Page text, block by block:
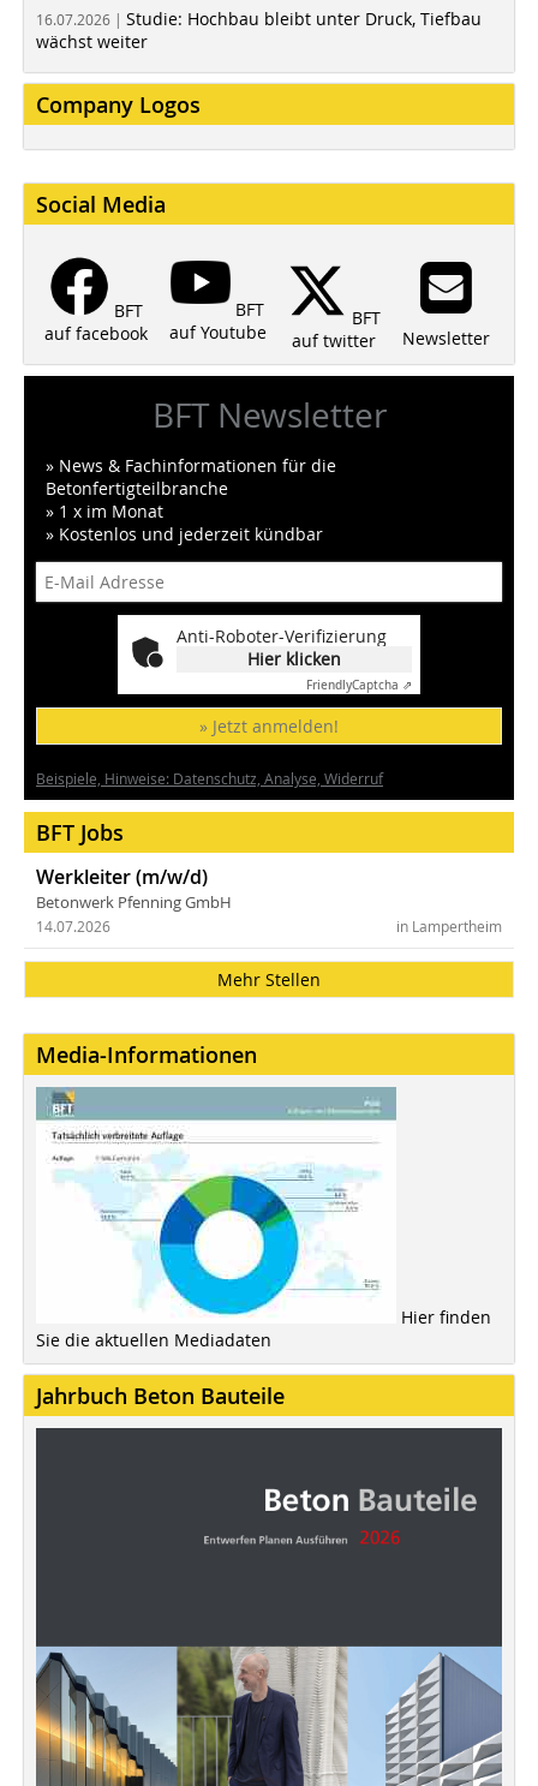
16.07.2026 | Studie: Hochbau bleibt unter Druck, Tiefbau
wächst weiter
Company Logos
Social Media
BFT
auf facebook
BFT
auf Youtube
BFT
auf twitter
Newsletter
BFT Newsletter
» News & Fachinformationen für die
Betonfertigteilbranche
» 1 x im Monat
» Kostenlos und jederzeit kündbar
Anti-Roboter-Verifizierung
Hier klicken
FriendlyCaptcha ⇗
» Jetzt anmelden!
Beispiele, Hinweise: Datenschutz, Analyse, Widerruf
BFT Jobs
Werkleiter (m/w/d)
Betonwerk Pfenning GmbH
in Lampertheim
14.07.2026
Mehr Stellen
Media-Informationen
Hier finden
Sie die aktuellen Mediadaten
Jahrbuch Beton Bauteile